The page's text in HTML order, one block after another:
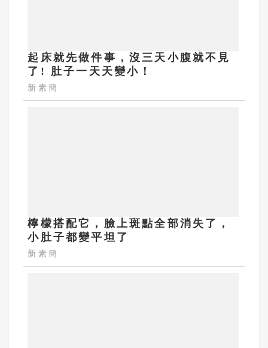
起床就先做件事，沒三天小腹就不見
了! 肚子一天天變小！
新素簡
檸檬搭配它，臉上斑點全部消失了，
小肚子都變平坦了
新素簡